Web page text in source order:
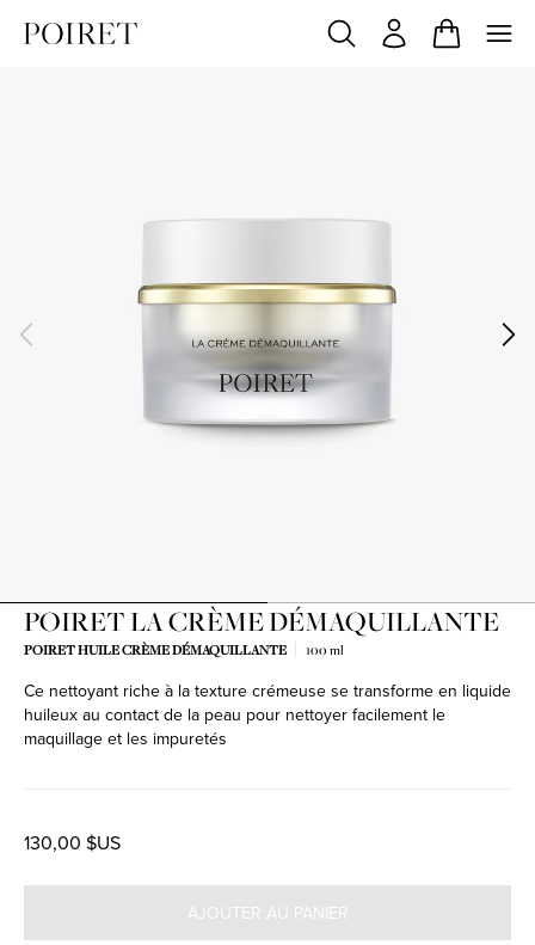
POIRET LA CRÈME DÉMAQUILLANTE
POIRET HUILE CRÈME DÉMAQUILLANTE 100 ml
Ce nettoyant riche à la texture crémeuse se transforme en liquide
huileux au contact de la peau pour nettoyer facilement le
maquillage et les impuretés
130,00 $US
AJOUTER AU PANIER